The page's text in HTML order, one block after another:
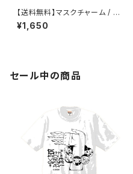
【送料無料】マスクチャーム / M
C-009
¥1,650
セール中の商品